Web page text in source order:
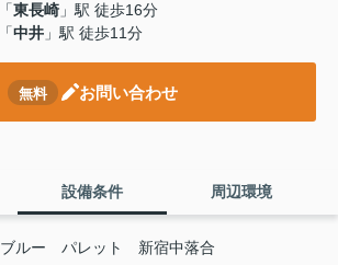
「東長崎 」駅 徒歩16分
「中井 」駅 徒歩11分
無料 お問い合わせ
設備条件 周辺環境
ブルー パレット 新宿中落合